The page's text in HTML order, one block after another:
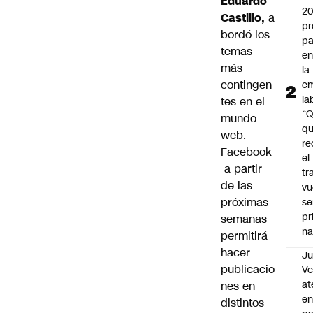
Castillo, a
bordó los
temas
más
contingen
tes en el
mundo
web.
Facebook
a partir
de las
próximas
semanas
permitirá
hacer
publicacio
nes en
distintos
20
la
el